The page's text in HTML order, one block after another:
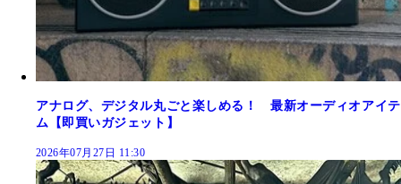
アナログ、デジタル丸ごと楽しめる！ 最新オーディオアイテ
ム【即買いガジェット】
2026年07月27日 11:30